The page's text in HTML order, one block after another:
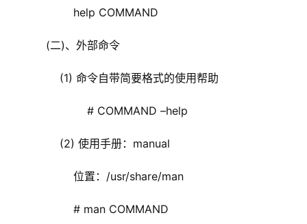
help COMMAND
(二)、外部命令
(1) 命令自带简要格式的使用帮助
# COMMAND –help
(2) 使用手册：manual
位置：/usr/share/man
# man COMMAND